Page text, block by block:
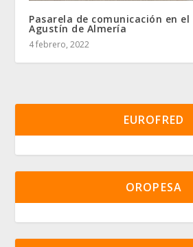
Pasarela de comunicación en el
Agustín de Almería
4 febrero, 2022
EUROFRED
OROPESA